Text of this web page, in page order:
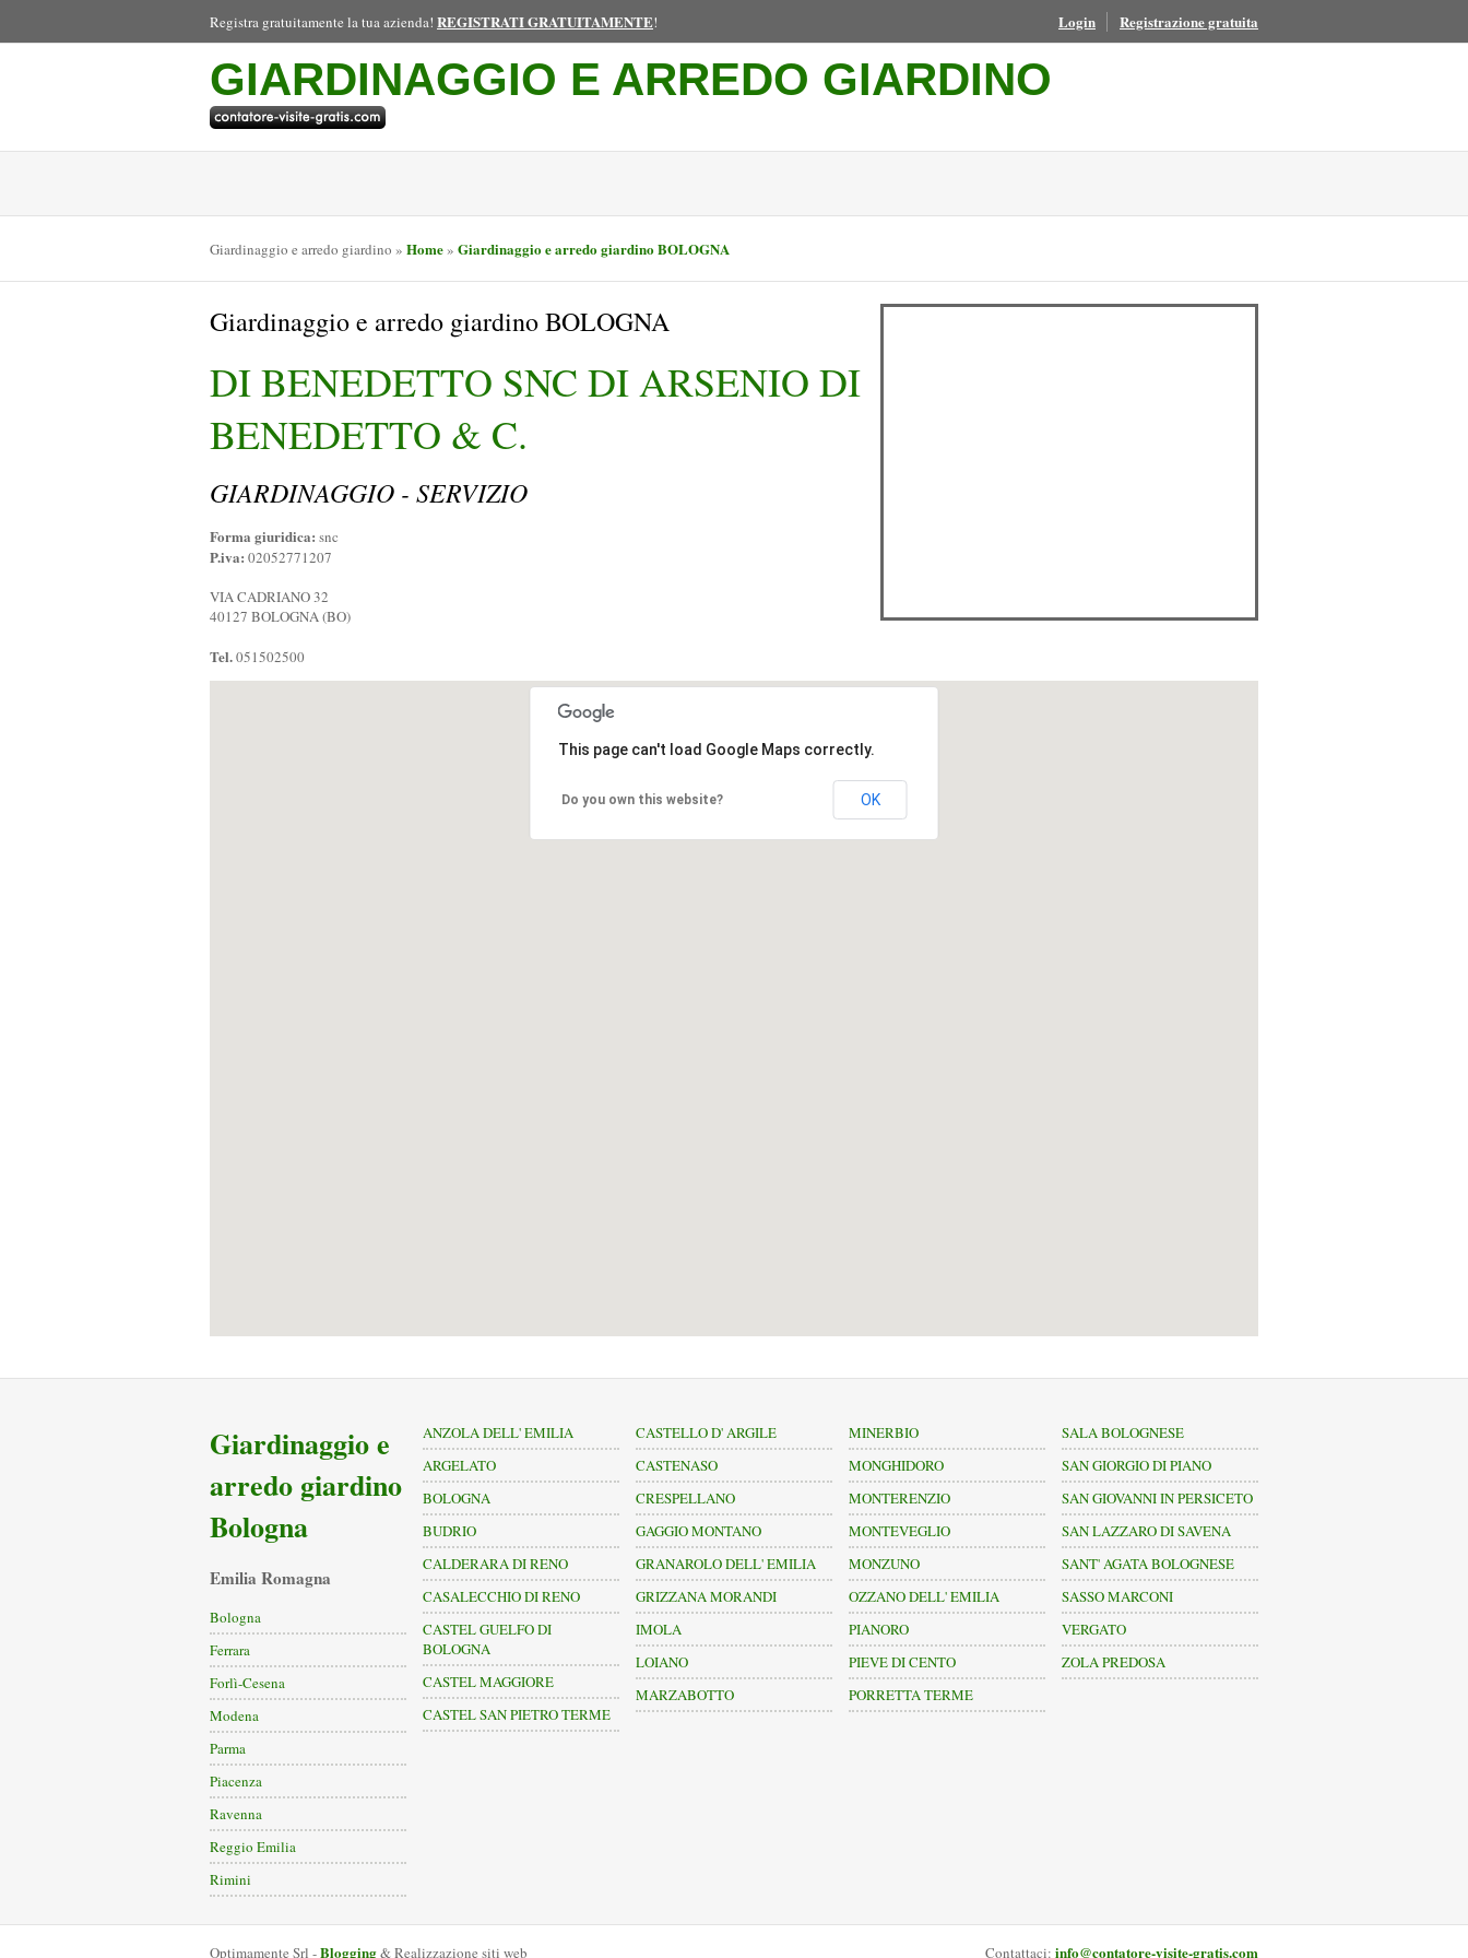
Registra gratuitamente la tua azienda! REGISTRATI GRATUITAMENTE! Login Registrazione gratuita
GIARDINAGGIO E ARREDO GIARDINO
Giardinaggio e arredo giardino » Home» Giardinaggio e arredo giardino BOLOGNA
Giardinaggio e arredo giardino BOLOGNA
DI BENEDETTO SNC DI ARSENIO DI
BENEDETTO & C.
GIARDINAGGIO - SERVIZIO
Forma giuridica: snc
P.iva: 02052771207
VIA CADRIANO 32
40127 BOLOGNA (BO)
Tel.051502500
This page can't load Google Maps correctly.
Do you own this website? OK
Giardinaggio e
arredo giardino
Bologna
Emilia Romagna
Bologna
Ferrara
Forlì-Cesena
Modena
Parma
Piacenza
Ravenna
Reggio Emilia
Rimini
ANZOLA DELL' EMILIA
ARGELATO
BOLOGNA
BUDRIO
CALDERARA DI RENO
CASALECCHIO DI RENO
CASTEL GUELFO DI
BOLOGNA
CASTEL MAGGIORE
CASTEL SAN PIETRO TERME
CASTELLO D' ARGILE
CASTENASO
CRESPELLANO
GAGGIO MONTANO
GRANAROLO DELL' EMILIA
GRIZZANA MORANDI
IMOLA
LOIANO
MARZABOTTO
MINERBIO
MONGHIDORO
MONTERENZIO
MONTEVEGLIO
MONZUNO
OZZANO DELL' EMILIA
PIANORO
PIEVE DI CENTO
PORRETTA TERME
SALA BOLOGNESE
SAN GIORGIO DI PIANO
SAN GIOVANNI IN PERSICETO
SAN LAZZARO DI SAVENA
SANT' AGATA BOLOGNESE
SASSO MARCONI
VERGATO
ZOLA PREDOSA
Optimamente Srl -Blogging& Realizzazione siti web Contattaci: info@contatore-visite-gratis.com